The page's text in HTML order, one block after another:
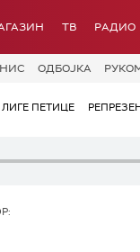
ТВ РАДИО
ОДБОЈКА
ЛИГЕ ПЕТИЦЕ